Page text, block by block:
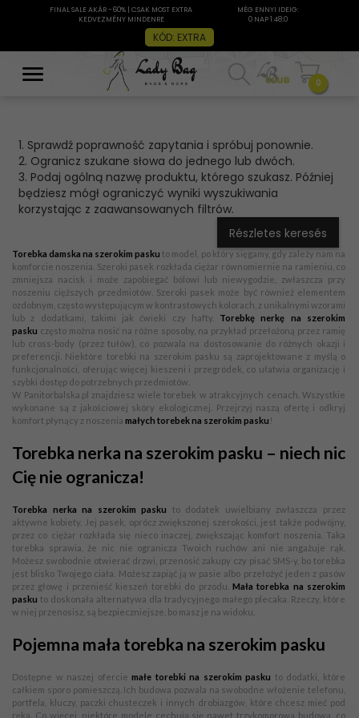
FINAL SALE AKÁR -60% | CSAK MOST EXTRA
KEDVEZMÉNY MINDENRE
KÓD: EXTRA
MÉG ENNYI IDEIG:
0 NAP 1:48:0
0
1. Sprawdź poprawność zapytania i spróbuj ponownie.
2. Ogranicz szukane słowa do jednego lub dwóch.
3. Podaj ogólną nazwę produktu, którego szukasz. Później
będziesz mógł ograniczyć wyniki wyszukiwania
korzystając z zaawansowanych filtrów.
Részletes keresés
Torebka damska na szerokim pasku to model, po który sięgamy, gdy zależy nam na
komforcie noszenia. Szeroki pasek rozkłada ciężar równomiernie na ramieniu, co
zmniejsza nacisk i może zapobiegać bólowi lub niewygodzie, zwłaszcza przy
noszeniu cięższych przedmiotów. Szeroki pasek może być również elementem
ozdobnym, często występującym w kontrastowych kolorach, z unikalnymi wzorami
lub z dodatkami, takimi jak ćwieki czy hafty.
Torebkę nerkę na szerokim
pasku często można nosić na różne sposoby, na przykład przełożoną przez ramię
lub cross-body (przez tułów), co pozwala na dostosowanie do różnych okazji i
preferencji. Niektóre torebki na szerokim pasku są zaprojektowane z myślą o
funkcjonalności, oferując więcej kieszeni i przegródek, co ułatwia organizację i
szybki dostęp do potrzebnych przedmiotów.
W Panitorbalska.pl znajdziesz wiele torebek w atrakcyjnych cenach. Wszystkie
wykonane są z jakościowej skóry ekologicznej. Przejrzyj naszą ofertę i odkryj
komfort płynący z noszenia małych torebek na szerokim pasku !
Torebka nerka na szerokim pasku – niech nic
Cię nie ogranicza!
Torebka nerka na szerokim pasku
to dodatek uwielbiany zwłaszcza przez
aktywne kobiety. Jej pasek, oprócz zwiększonej szerokości, jest także podwójny,
przez co ciężar rozkłada się nieco inaczej, zwiększając komfort noszenia. Taka
torebka sprawia, że nic nie ogranicza Twoich ruchów ani nie angażuje rąk.
Możesz swobodnie otwierać drzwi, przenosić zakupy czy pisać SMS-y, bo torebka
jest blisko Twojego ciała. Możesz zapiąć ją w pasie albo przełożyć jeden z pasów
przez głowę i przenieść kieszeń torebki do przodu. Mała torebka na szerokim
pasku to doskonała alternatywa dla tradycyjnego małego plecaka. Rzeczy, które
w niej przenosisz, są bezpieczniejsze, bo masz je na widoku.
Pojemna mała torebka na szerokim pasku
Dostępne w naszej ofercie małe torebki na szerokim pasku to dodatki, które
całkiem sporo pomieszczą. Ich budowa pozwala na swobodne włożenie telefonu,
portfela, kluczy, paczki chusteczek i innych drobiazgów, które chcesz mieć pod
ręką. Co więcej, niektóre modele cechują się nawet trzykomorową budową, co